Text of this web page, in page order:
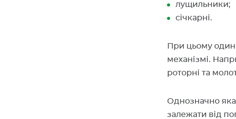
лущильники;
січкарні.
При цьому один
механізмі.
роторні та
Однозначно
залежати від